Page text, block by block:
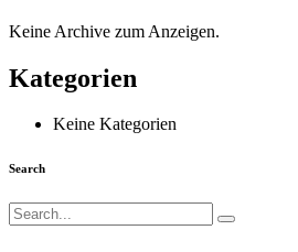
Keine Archive zum Anzeigen.
Kategorien
Keine Kategorien
Search